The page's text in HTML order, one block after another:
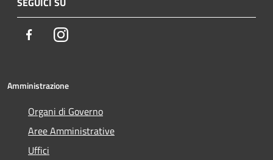
FacebookInstagram
Amministrazione
Organi di Governo
Aree Amministrative
Uffici